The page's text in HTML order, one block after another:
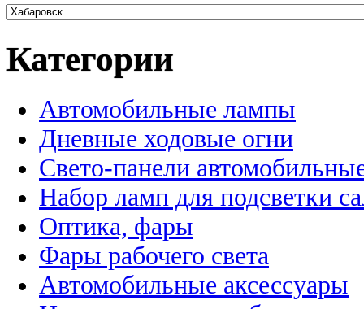
Категории
Автомобильные лампы
Дневные ходовые огни
Свето-панели
Набор ламп для подсветки
Оптика, фары
Фары рабочего света
Автомобильные аксессуары